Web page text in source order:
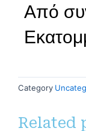
Από
Category
Related